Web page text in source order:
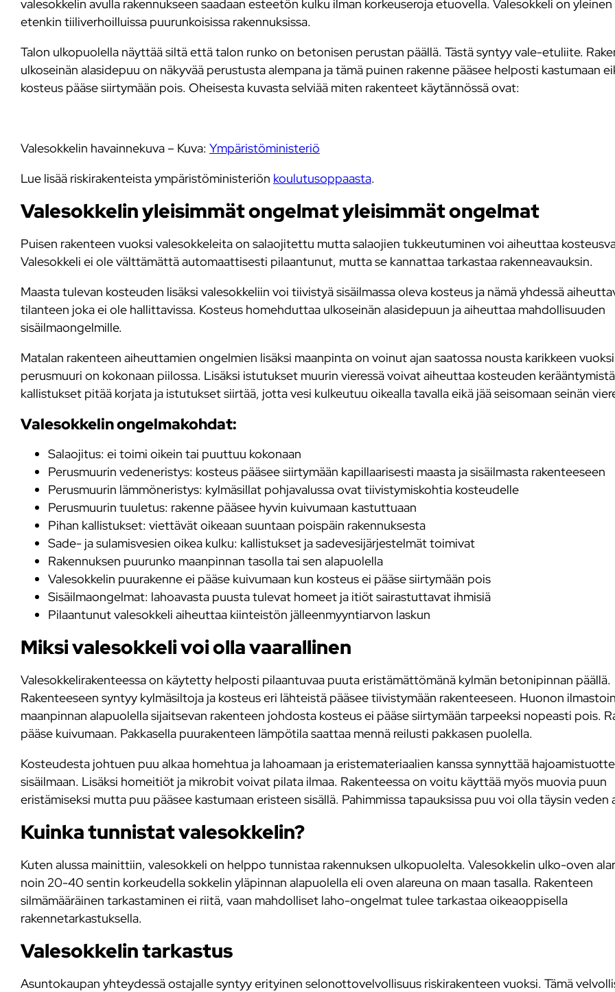
valesokkelin avulla rakennukseen saadaan esteetön kulku ilman korkeuseroja etuovella. Valesokkeli on
etenkin tiiliverhoilluissa puurunkoisissa rakennuksissa.
Talon ulkopuolella näyttää siltä että talon runko on betonisen perustan päällä. Tästä syntyy vale-etuliite.
ulkoseinän alasidepuu on näkyvää perustusta alempana ja tämä puinen rakenne pääsee helposti kastumaan
kosteus pääse siirtymään pois. Oheisesta kuvasta selviää miten rakenteet käytännössä ovat:
Valesokkelin havainnekuva – Kuva: Ympäristöministeriö
Lue lisää riskirakenteista ympäristöministeriön koulutusoppaasta.
Valesokkelin yleisimmät ongelmat yleisimmät ongelmat
Puisen rakenteen vuoksi valesokkeleita on salaojitettu mutta salaojien tukkeutuminen voi aiheuttaa
Valesokkeli ei ole välttämättä automaattisesti pilaantunut, mutta se kannattaa tarkastaa rakenneavauksin.
Maasta tulevan kosteuden lisäksi valesokkeliin voi tiivistyä sisäilmassa oleva kosteus ja nämä yhdessä
tilanteen joka ei ole hallittavissa. Kosteus homehduttaa ulkoseinän alasidepuun ja aiheuttaa mahdollisuuden
sisäilmaongelmille.
Matalan rakenteen aiheuttamien ongelmien lisäksi maanpinta on voinut ajan saatossa nousta karikkeen
perusmuuri on kokonaan piilossa. Lisäksi istutukset muurin vieressä voivat aiheuttaa kosteuden
kallistukset pitää korjata ja istutukset siirtää, jotta vesi kulkeutuu oikealla tavalla eikä jää seisomaan seinän
Valesokkelin ongelmakohdat:
Salaojitus: ei toimi oikein tai puuttuu kokonaan
Perusmuurin vedeneristys: kosteus pääsee siirtymään kapillaarisesti maasta ja sisäilmasta rakenteeseen
Perusmuurin lämmöneristys: kylmäsillat pohjavalussa ovat tiivistymiskohtia kosteudelle
Perusmuurin tuuletus: rakenne pääsee hyvin kuivumaan kastuttuaan
Pihan kallistukset: viettävät oikeaan suuntaan poispäin rakennuksesta
Sade- ja sulamisvesien oikea kulku: kallistukset ja sadevesijärjestelmät toimivat
Rakennuksen puurunko maanpinnan tasolla tai sen alapuolella
Valesokkelin puurakenne ei pääse kuivumaan kun kosteus ei pääse siirtymään pois
Sisäilmaongelmat: lahoavasta puusta tulevat homeet ja itiöt sairastuttavat ihmisiä
Pilaantunut valesokkeli aiheuttaa kiinteistön jälleenmyyntiarvon laskun
Miksi valesokkeli voi olla vaarallinen
Valesokkelirakenteessa on käytetty helposti pilaantuvaa puuta eristämättömänä kylmän betonipinnan päällä.
Rakenteeseen syntyy kylmäsiltoja ja kosteus eri lähteistä pääsee tiivistymään rakenteeseen. Huonon
maanpinnan alapuolella sijaitsevan rakenteen johdosta kosteus ei pääse siirtymään tarpeeksi nopeasti pois.
pääse kuivumaan. Pakkasella puurakenteen lämpötila saattaa mennä reilusti pakkasen puolella.
Kosteudesta johtuen puu alkaa homehtua ja lahoamaan ja eristemateriaalien kanssa synnyttää
sisäilmaan. Lisäksi homeitiöt ja mikrobit voivat pilata ilmaa. Rakenteessa on voitu käyttää myös muovia puun
eristämiseksi mutta puu pääsee kastumaan eristeen sisällä. Pahimmissa tapauksissa puu voi olla täysin veden
Kuinka tunnistat valesokkelin?
Kuten alussa mainittiin, valesokkeli on helppo tunnistaa rakennuksen ulkopuolelta. Valesokkelin ulko-oven
noin 20-40 sentin korkeudella sokkelin yläpinnan alapuolella eli oven alareuna on maan tasalla. Rakenteen
silmämääräinen tarkastaminen ei riitä, vaan mahdolliset laho-ongelmat tulee tarkastaa oikeaoppisella
rakennetarkastuksella.
Valesokkelin tarkastus
Asuntokaupan yhteydessä ostajalle syntyy erityinen selonottovelvollisuus riskirakenteen vuoksi. Tämä